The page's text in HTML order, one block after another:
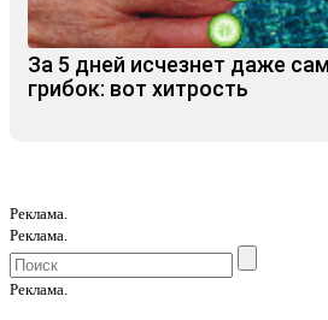
За 5 дней исчезнет даже
грибок: вот хитрость
Реклама.
Реклама.
Реклама.